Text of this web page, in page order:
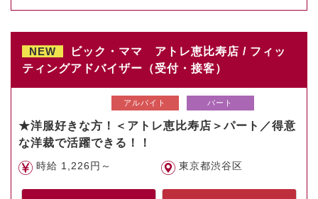
NEW
ビック・ママ アトレ恵比寿店 / フィッ
ティングアドバイザー（受付・接客）
アルバイト パート
★洋服好きな方！＜アトレ恵比寿店＞パート／得意
な洋裁で活躍できる！！
時給 1,226円～ 東京都渋谷区